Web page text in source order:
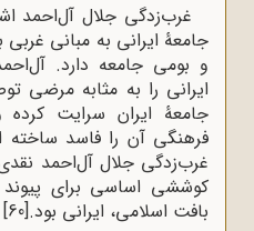
غرب‌زدگی جلال آل‌احمد
جامعۀ ایرانی به مبانی
و بومی جامعه دارد.
ایرانی را به مثابه مرضی
جامعۀ ایران سرایت
فرهنگی آن را فاسد
غرب‌زدگی جلال آل‌احمد
کوششی اساسی برای پیوند
بافت اسلامی، ایرانی بود.[60]